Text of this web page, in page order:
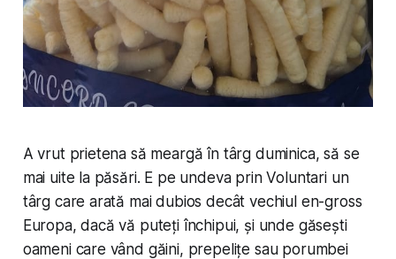
A vrut prietena să meargă în târg duminica, să se
mai uite la păsări. E pe undeva prin Voluntari un
târg care arată mai dubios decât vechiul en-gross
Europa, dacă vă puteți închipui, și unde găsești
oameni care vând găini, prepelițe sau porumbei